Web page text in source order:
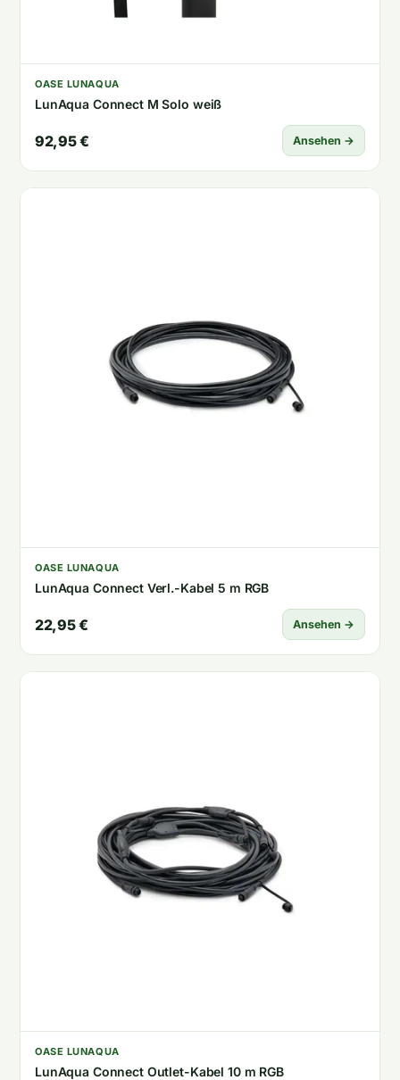
OASE LUNAQUA
LunAqua Connect M Solo weiß
92,95 € Ansehen →
OASE LUNAQUA
LunAqua Connect Verl.-Kabel 5 m RGB
22,95 € Ansehen →
OASE LUNAQUA
LunAqua Connect Outlet-Kabel 10 m RGB